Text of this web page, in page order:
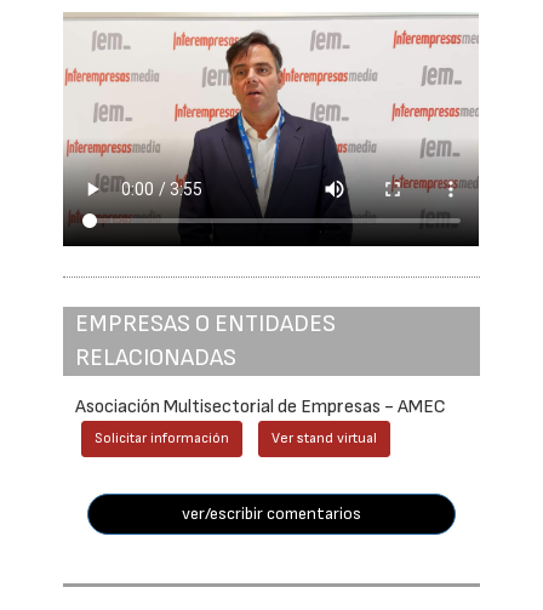
EMPRESAS O ENTIDADES
RELACIONADAS
Asociación Multisectorial de Empresas - AMEC
Solicitar información Ver stand virtual
ver/escribir comentarios